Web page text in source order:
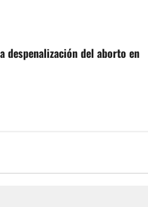
despenalización del aborto en